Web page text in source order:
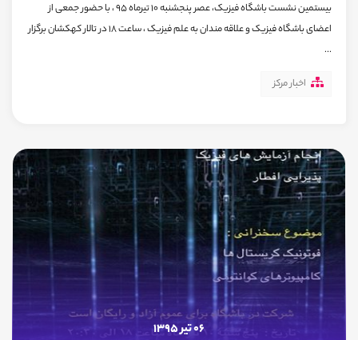
بیستمین نشست باشگاه فیزیک، عصر پنجشنبه 10 تیرماه 95 ، با حضور جمعی از
اعضای باشگاه فیزیک و علاقه مندان به علم فیزیک ، ساعت 18 در تالار کهکشان برگزار
...
اخبار مرکز
06 تیر 1395